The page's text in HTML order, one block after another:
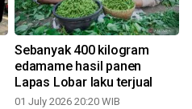
Sebanyak 400 kilogram
edamame hasil panen
Lapas Lobar laku terjual
01 July 2026 20:20 WIB